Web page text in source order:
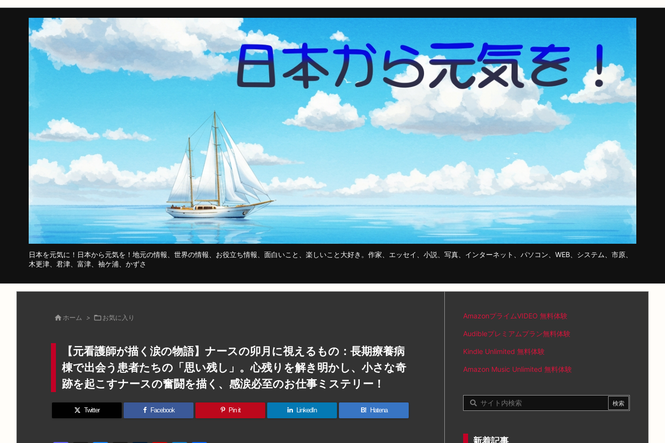
日本を元気に！日本から元気を！地元の情報、世界の情報、お役立ち情報、面白いこと、楽しいこと大好き。作家、エッセイ、小説、写真、インターネット、パソコン、WEB、システム、市原、
木更津、君津、富津、袖ケ浦、かずさ
 ホーム > お気に入り
【元看護師が描く涙の物語】ナースの卯月に視えるもの：長期療養病
棟で出会う患者たちの「思い残し」。心残りを解き明かし、小さな奇
跡を起こすナースの奮闘を描く、感涙必至のお仕事ミステリー！
Twitter Facebook Pin it LinkedIn B! Hatena
AmazonプライムVIDEO 無料体験
Audibleプレミアムプラン無料体験
Kindle Unlimited 無料体験
Amazon Music Unlimited 無料体験
新着記事